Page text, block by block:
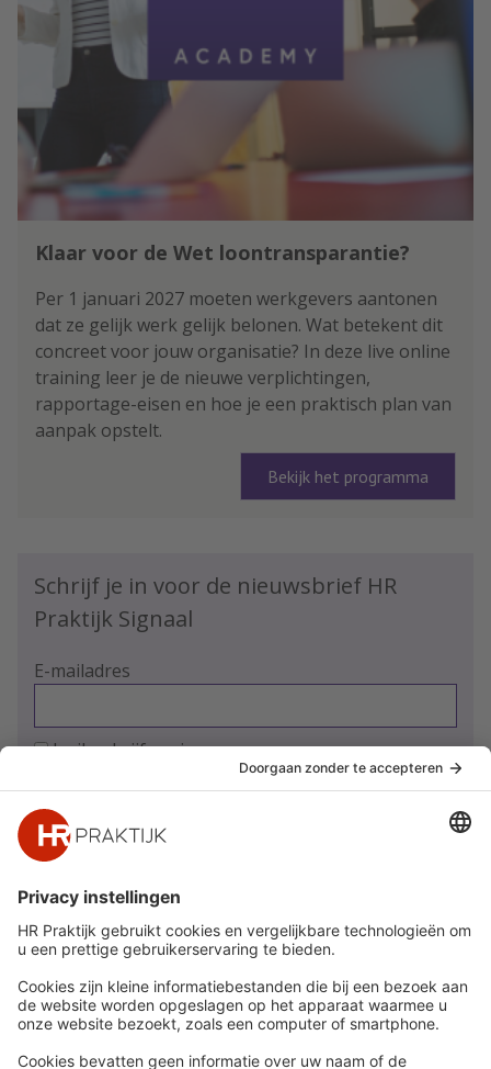
Klaar voor de Wet loontransparantie?
Per 1 januari 2027 moeten werkgevers aantonen
dat ze gelijk werk gelijk belonen. Wat betekent dit
concreet voor jouw organisatie? In deze live online
training leer je de nieuwe verplichtingen,
rapportage-eisen en hoe je een praktisch plan van
aanpak opstelt.
Bekijk het programma
Schrijf je in voor de nieuwsbrief HR
Praktijk Signaal
E-mailadres
Ja, ik schrijf me in
Snel naar
Nieuws
Whitepapers
Webinars
Meer
HR Academy
HR Podcast
CHRO